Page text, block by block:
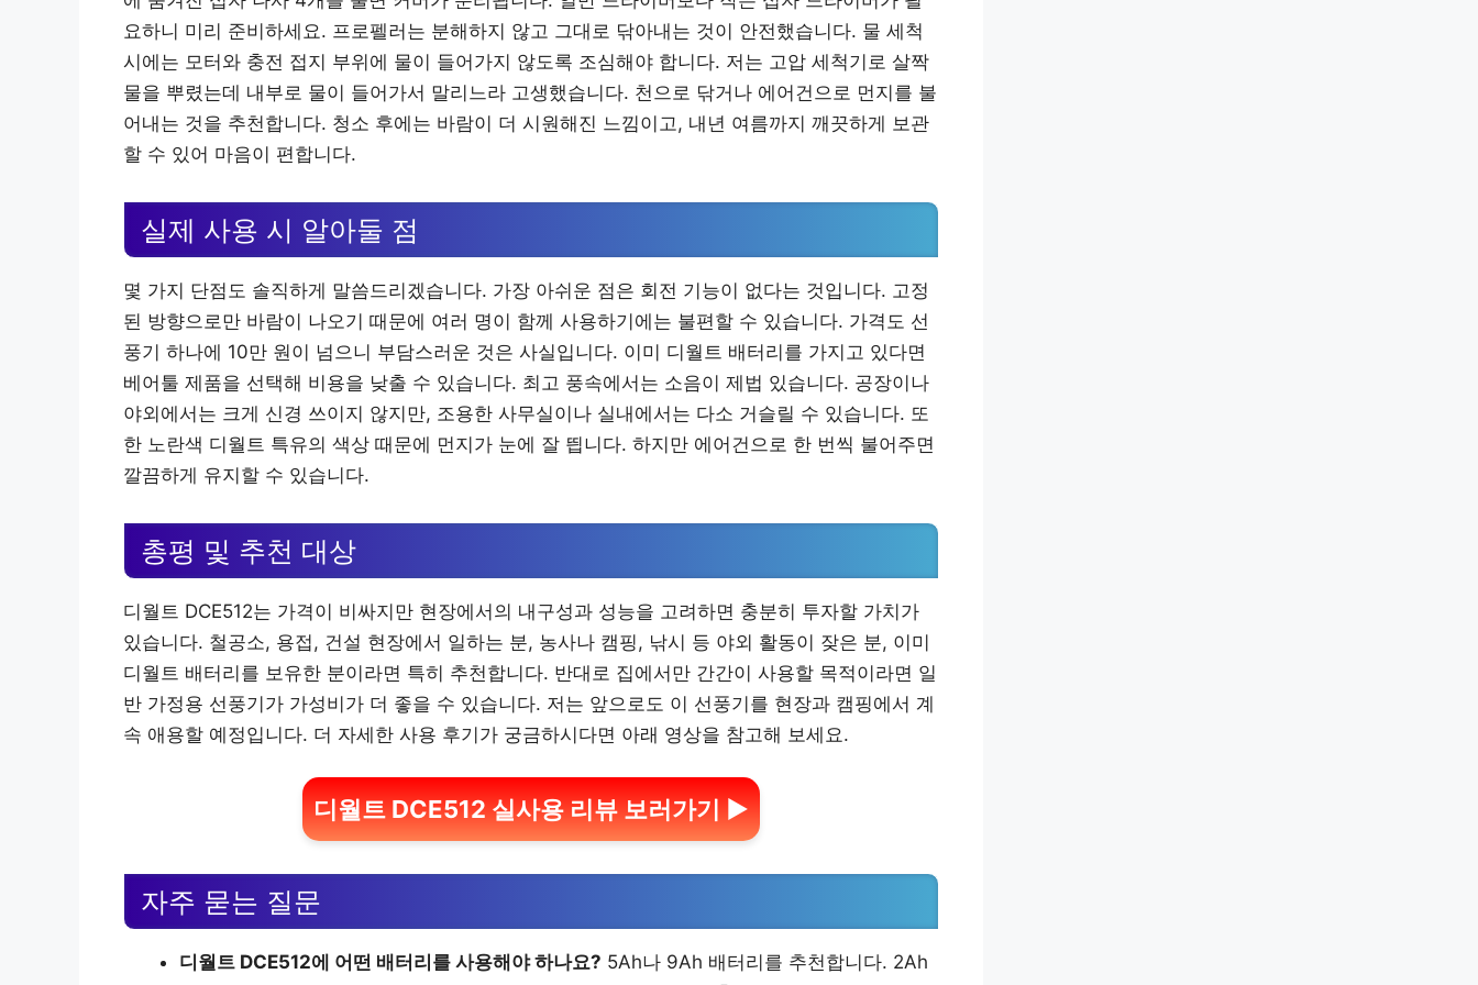
요하니 미리 준비하세요. 프로펠러는 분해하지 않고 그대로 닦아내는 것이 안전했습니다. 물 세척
시에는 모터와 충전 접지 부위에 물이 들어가지 않도록 조심해야 합니다. 저는 고압 세척기로 살짝
물을 뿌렸는데 내부로 물이 들어가서 말리느라 고생했습니다. 천으로 닦거나 에어건으로 먼지를 불
어내는 것을 추천합니다. 청소 후에는 바람이 더 시원해진 느낌이고, 내년 여름까지 깨끗하게 보관
할 수 있어 마음이 편합니다.
실제 사용 시 알아둘 점
몇 가지 단점도 솔직하게 말씀드리겠습니다. 가장 아쉬운 점은 회전 기능이 없다는 것입니다. 고정
된 방향으로만 바람이 나오기 때문에 여러 명이 함께 사용하기에는 불편할 수 있습니다. 가격도 선
풍기 하나에 10만 원이 넘으니 부담스러운 것은 사실입니다. 이미 디월트 배터리를 가지고 있다면
베어툴 제품을 선택해 비용을 낮출 수 있습니다. 최고 풍속에서는 소음이 제법 있습니다. 공장이나
야외에서는 크게 신경 쓰이지 않지만, 조용한 사무실이나 실내에서는 다소 거슬릴 수 있습니다. 또
한 노란색 디월트 특유의 색상 때문에 먼지가 눈에 잘 띕니다. 하지만 에어건으로 한 번씩 불어주면
깔끔하게 유지할 수 있습니다.
총평 및 추천 대상
디월트 DCE512는 가격이 비싸지만 현장에서의 내구성과 성능을 고려하면 충분히 투자할 가치가
있습니다. 철공소, 용접, 건설 현장에서 일하는 분, 농사나 캠핑, 낚시 등 야외 활동이 잦은 분, 이미
디월트 배터리를 보유한 분이라면 특히 추천합니다. 반대로 집에서만 간간이 사용할 목적이라면 일
반 가정용 선풍기가 가성비가 더 좋을 수 있습니다. 저는 앞으로도 이 선풍기를 현장과 캠핑에서 계
속 애용할 예정입니다. 더 자세한 사용 후기가 궁금하시다면 아래 영상을 참고해 보세요.
디월트 DCE512 실사용 리뷰 보러가기 ▶
자주 묻는 질문
디월트 DCE512에 어떤 배터리를 사용해야 하나요? 5Ah나 9Ah 배터리를 추천합니다. 2Ah